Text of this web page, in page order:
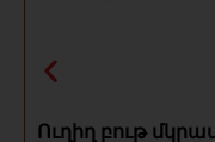
Ուղիղ բութ